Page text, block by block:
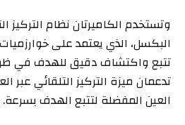
وتستخدم الكاميرتان نظام التركيز
البكسل، الذي يعتمد على
تتبع واكتشاف دقيق للهدف في
تدعمان ميزة التركيز التلقائي عبر
العين المفضلة لتتبع الهدف بسرعة.